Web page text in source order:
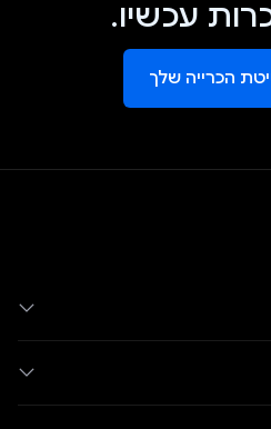
עכשיו.
הכרייה שלך